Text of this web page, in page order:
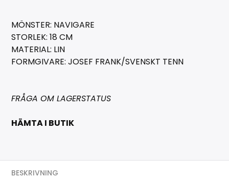
MÖNSTER: NAVIGARE
STORLEK: 18 CM
MATERIAL: LIN
FORMGIVARE: JOSEF FRANK/SVENSKT TENN
FRÅGA OM LAGERSTATUS
HÄMTA I BUTIK
BESKRIVNING